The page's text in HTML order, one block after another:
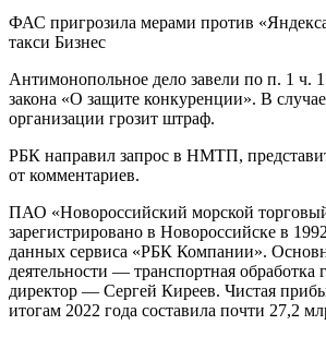
ФАС пригрозила мерами против
такси Бизнес
Антимонопольное дело завели по п. 1 ч. 1
закона «О защите конкуренции». В
организации грозит штраф.
РБК направил запрос в НМТП,
от комментариев.
ПАО «Новороссийский морской
зарегистрировано в Новороссийске в
данных сервиса «РБК Компании».
деятельности — транспортная обработка
директор — Сергей Киреев. Чистая
итогам 2022 года составила почти 27,2